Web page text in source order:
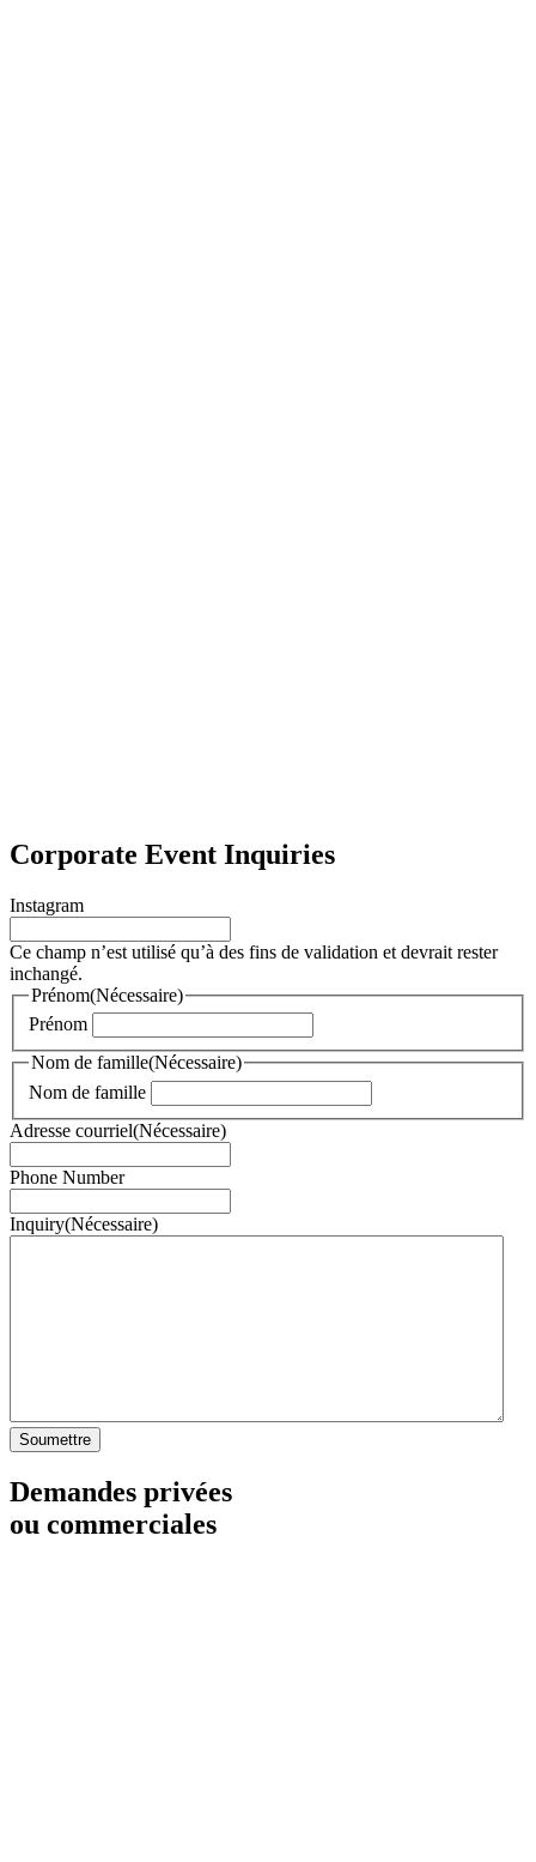
Corporate Event Inquiries
Instagram
Ce champ n’est utilisé qu’à des fins de validation et devrait rester
inchangé.
Prénom(Nécessaire)
Prénom
Nom de famille(Nécessaire)
Nom de famille
Adresse courriel(Nécessaire)
Phone Number
Inquiry(Nécessaire)
Soumettre
Demandes privées
ou commerciales